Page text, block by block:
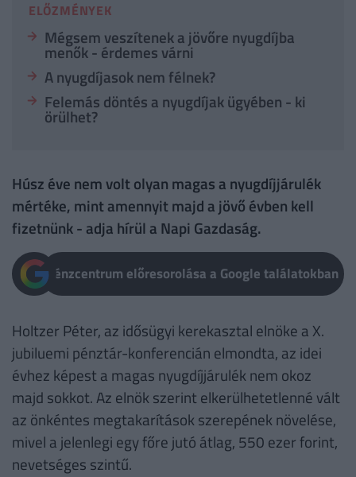
ELŐZMÉNYEK
Mégsem veszítenek a jövőre nyugdíjba
menők - érdemes várni
A nyugdíjasok nem félnek?
Felemás döntés a nyugdíjak ügyében - ki
örülhet?
Húsz éve nem volt olyan magas a nyugdíjjárulék
mértéke, mint amennyit majd a jövő évben kell
fizetnünk - adja hírül a Napi Gazdaság.
Pénzcentrum előresorolása a Google találatokban
Holtzer Péter, az idősügyi kerekasztal elnöke a X.
jubiluemi pénztár-konferencián elmondta, az idei
évhez képest a magas nyugdíjjárulék nem okoz
majd sokkot. Az elnök szerint elkerülhetetlenné vált
az önkéntes megtakarítások szerepének növelése,
mivel a jelenlegi egy főre jutó átlag, 550 ezer forint,
nevetséges szintű.